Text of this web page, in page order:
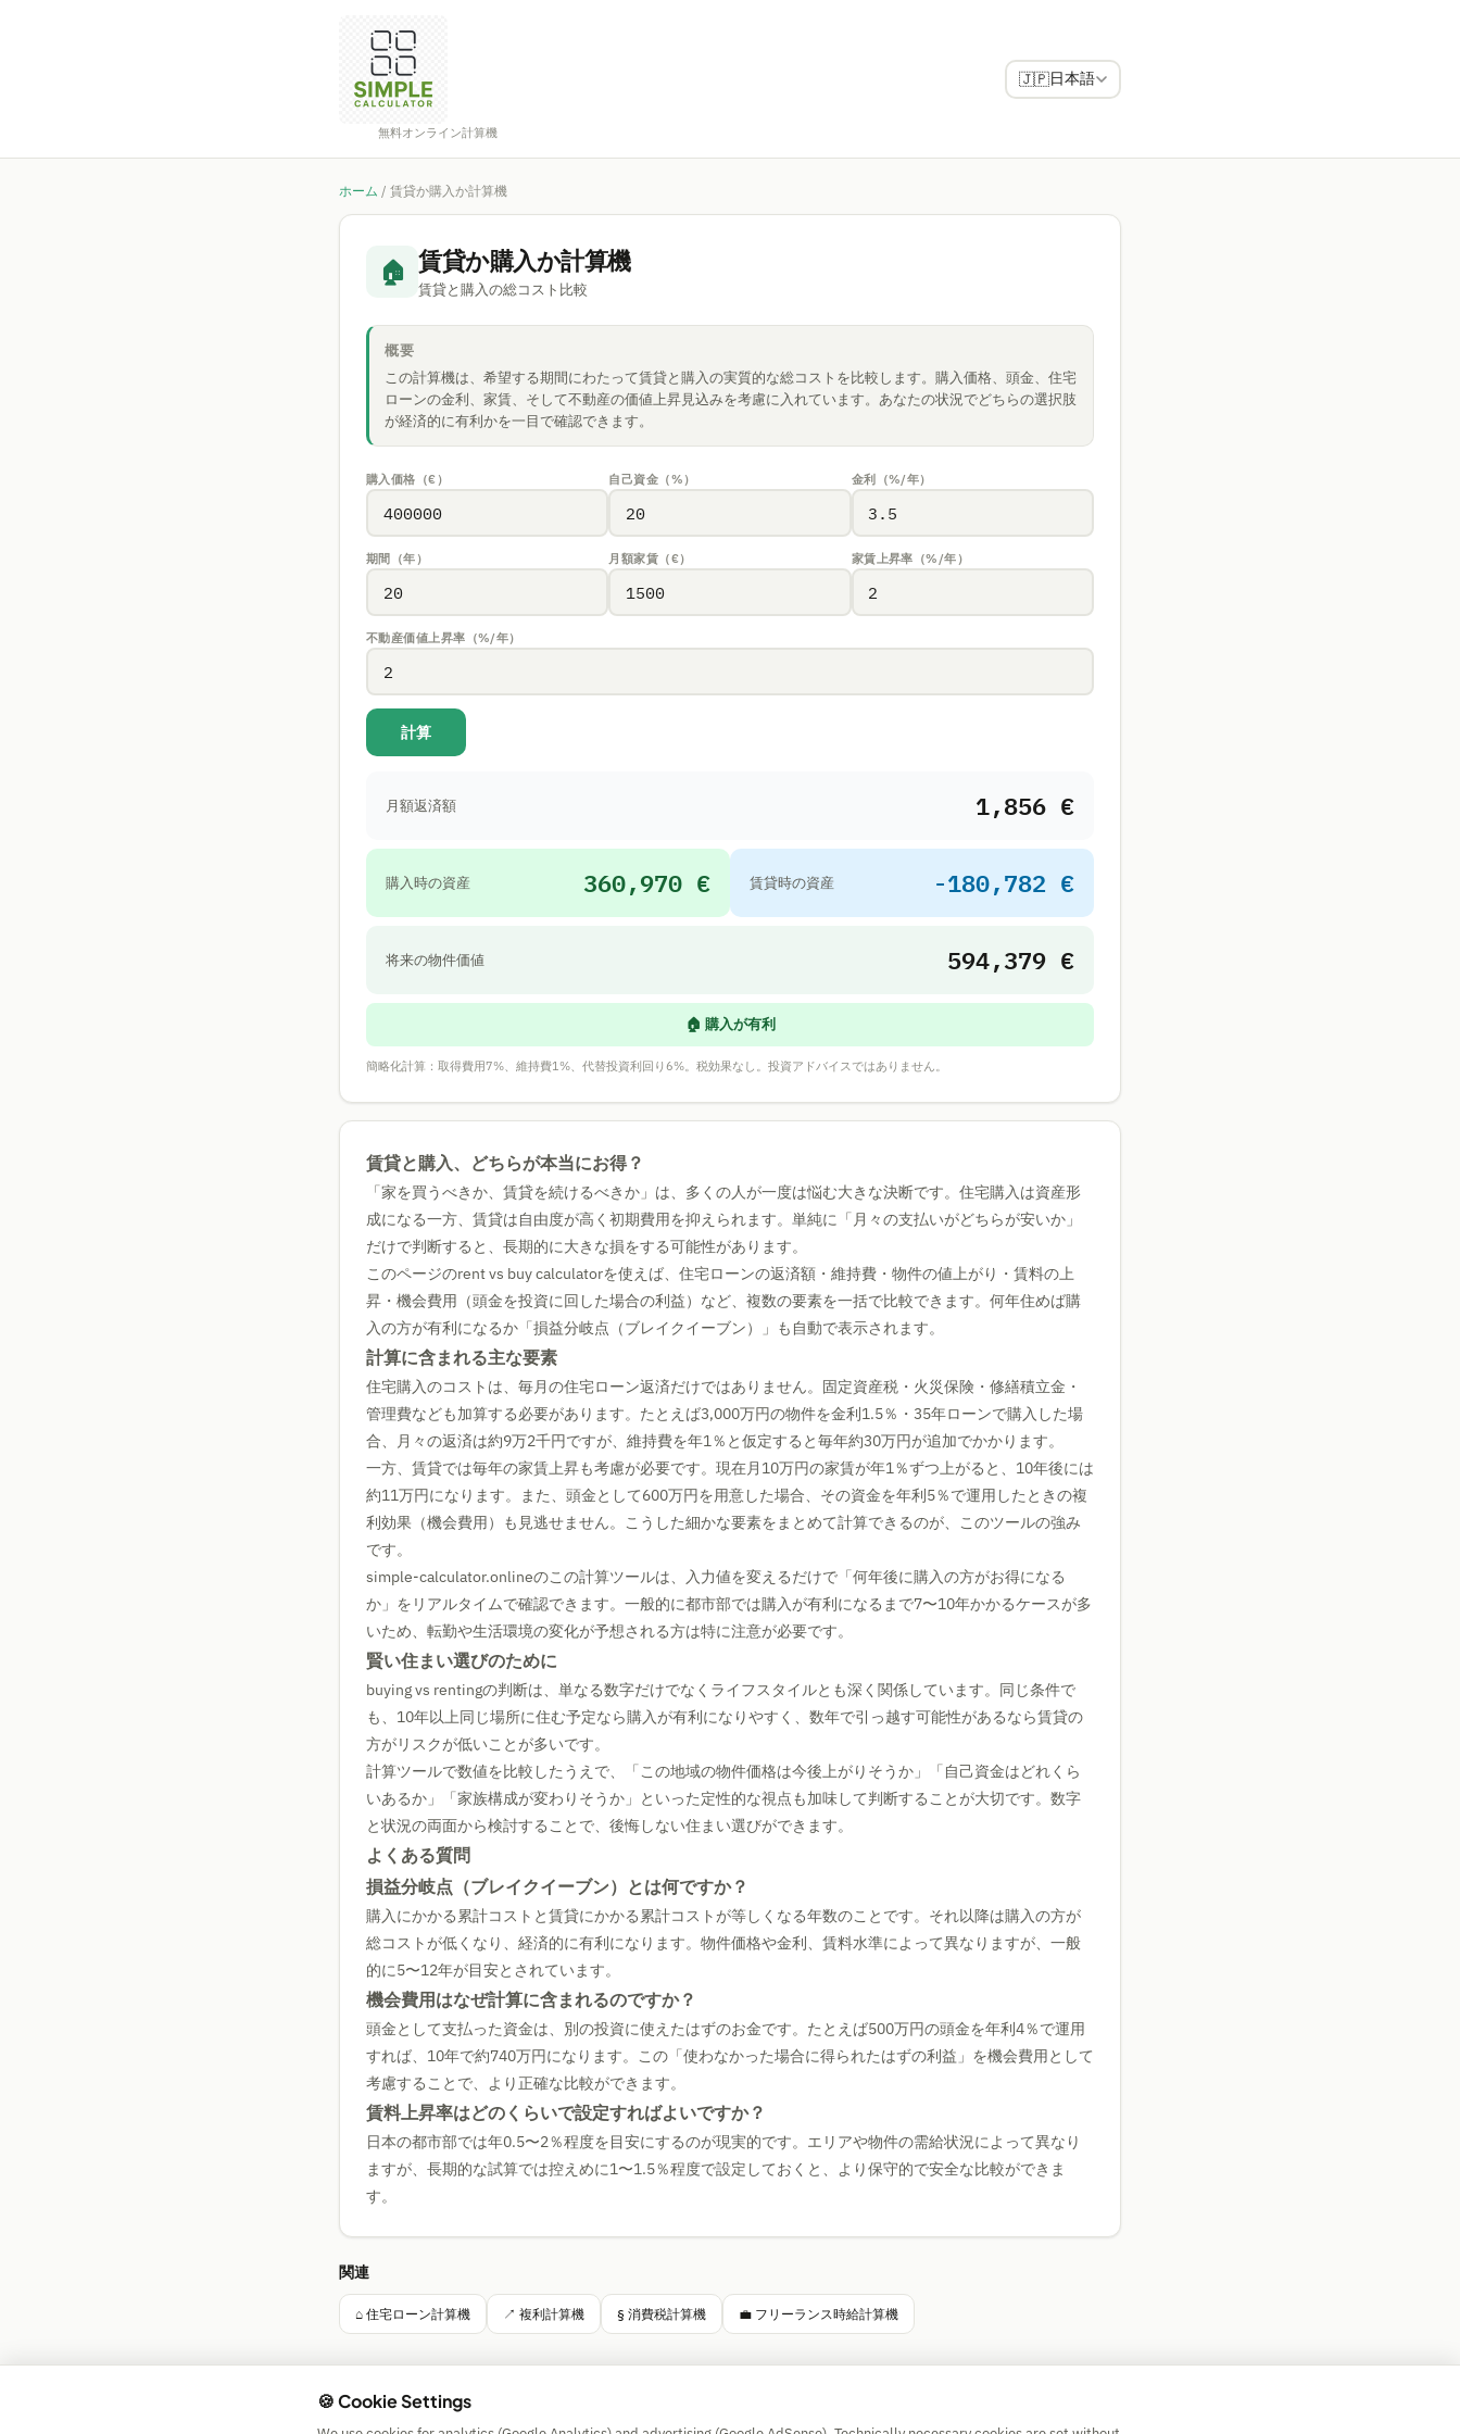
無料オンライン計算機
🇯🇵日本語
ホーム / 賃貸か購入か計算機
🏠 賃貸か購入か計算機
賃貸と購入の総コスト比較
概要
この計算機は、希望する期間にわたって賃貸と購入の実質的な総コストを比較します。購入価格、頭金、住宅
ローンの金利、家賃、そして不動産の価値上昇見込みを考慮に入れています。あなたの状況でどちらの選択肢
が経済的に有利かを一目で確認できます。
購入価格（€） 自己資金（%） 金利（%/年）
期間（年） 月額家賃（€） 家賃上昇率（%/年）
不動産価値上昇率（%/年）
計算
月額返済額 1,856 €
購入時の資産 360,970 € 賃貸時の資産 -180,782 €
将来の物件価値 594,379 €
🏠 購入が有利
簡略化計算：取得費用7%、維持費1%、代替投資利回り6%。税効果なし。投資アドバイスではありません。
賃貸と購入、どちらが本当にお得？
「家を買うべきか、賃貸を続けるべきか」は、多くの人が一度は悩む大きな決断です。住宅購入は資産形
成になる一方、賃貸は自由度が高く初期費用を抑えられます。単純に「月々の支払いがどちらが安いか」
だけで判断すると、長期的に大きな損をする可能性があります。
このページのrent vs buy calculatorを使えば、住宅ローンの返済額・維持費・物件の値上がり・賃料の上
昇・機会費用（頭金を投資に回した場合の利益）など、複数の要素を一括で比較できます。何年住めば購
入の方が有利になるか「損益分岐点（ブレイクイーブン）」も自動で表示されます。
計算に含まれる主な要素
住宅購入のコストは、毎月の住宅ローン返済だけではありません。固定資産税・火災保険・修繕積立金・
管理費なども加算する必要があります。たとえば3,000万円の物件を金利1.5％・35年ローンで購入した場
合、月々の返済は約9万2千円ですが、維持費を年1％と仮定すると毎年約30万円が追加でかかります。
一方、賃貸では毎年の家賃上昇も考慮が必要です。現在月10万円の家賃が年1％ずつ上がると、10年後には
約11万円になります。また、頭金として600万円を用意した場合、その資金を年利5％で運用したときの複
利効果（機会費用）も見逃せません。こうした細かな要素をまとめて計算できるのが、このツールの強み
です。
simple-calculator.onlineのこの計算ツールは、入力値を変えるだけで「何年後に購入の方がお得になる
か」をリアルタイムで確認できます。一般的に都市部では購入が有利になるまで7〜10年かかるケースが多
いため、転勤や生活環境の変化が予想される方は特に注意が必要です。
賢い住まい選びのために
buying vs rentingの判断は、単なる数字だけでなくライフスタイルとも深く関係しています。同じ条件で
も、10年以上同じ場所に住む予定なら購入が有利になりやすく、数年で引っ越す可能性があるなら賃貸の
方がリスクが低いことが多いです。
計算ツールで数値を比較したうえで、「この地域の物件価格は今後上がりそうか」「自己資金はどれくら
いあるか」「家族構成が変わりそうか」といった定性的な視点も加味して判断することが大切です。数字
と状況の両面から検討することで、後悔しない住まい選びができます。
よくある質問
損益分岐点（ブレイクイーブン）とは何ですか？
購入にかかる累計コストと賃貸にかかる累計コストが等しくなる年数のことです。それ以降は購入の方が
総コストが低くなり、経済的に有利になります。物件価格や金利、賃料水準によって異なりますが、一般
的に5〜12年が目安とされています。
機会費用はなぜ計算に含まれるのですか？
頭金として支払った資金は、別の投資に使えたはずのお金です。たとえば500万円の頭金を年利4％で運用
すれば、10年で約740万円になります。この「使わなかった場合に得られたはずの利益」を機会費用として
考慮することで、より正確な比較ができます。
賃料上昇率はどのくらいで設定すればよいですか？
日本の都市部では年0.5〜2％程度を目安にするのが現実的です。エリアや物件の需給状況によって異なり
ますが、長期的な試算では控えめに1〜1.5％程度で設定しておくと、より保守的で安全な比較ができま
す。
関連
⌂ 住宅ローン計算機 ↗ 複利計算機 § 消費税計算機 💼 フリーランス時給計算機
🍪 Cookie Settings